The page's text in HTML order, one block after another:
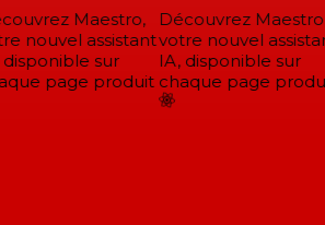
Maestro,
nouvel assistant
disponible sur
page produit
Découvrez Maestro,
votre nouvel
IA, disponible sur
chaque page